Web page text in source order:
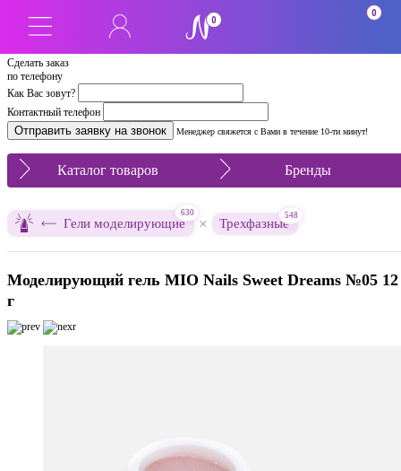
Сделать заказ
по телефону
Как Вас зовут?
Контактный телефон
Менеджер свяжется с Вами в течение 10-ти минут!
0
0
Каталог товаров Бренды
Гели моделирующие
630
× Трехфазные
548
Моделирующий гель MIO Nails Sweet Dreams №05 12
г